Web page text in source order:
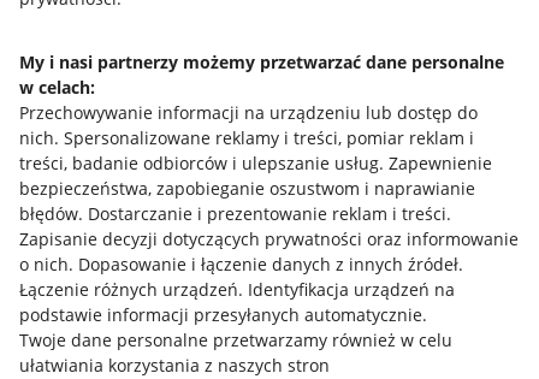
My i nasi partnerzy możemy przetwarzać dane personalne
w celach:
Przechowywanie informacji na urządzeniu lub dostęp do
nich. Spersonalizowane reklamy i treści, pomiar reklam i
treści, badanie odbiorców i ulepszanie usług. Zapewnienie
bezpieczeństwa, zapobieganie oszustwom i naprawianie
błędów. Dostarczanie i prezentowanie reklam i treści.
Zapisanie decyzji dotyczących prywatności oraz informowanie
o nich. Dopasowanie i łączenie danych z innych źródeł.
Łączenie różnych urządzeń. Identyfikacja urządzeń na
podstawie informacji przesyłanych automatycznie.
Twoje dane personalne przetwarzamy również w celu
ułatwiania korzystania z naszych stron
Allegro Gadane dla kupujących
Mapa miejscowości
Informacje prawne
Regulamin
Polityka plików "cookies"
Ustawienia plików "cookies"
Udostępnianie lokalizacji